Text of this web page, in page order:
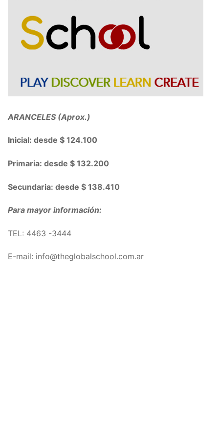
ARANCELES (Aprox.)
Inicial: desde $ 124.100
Primaria: desde $ 132.200
Secundaria: desde $ 138.410
Para mayor información:
TEL: 4463 -3444
E-mail: info@theglobalschool.com.ar